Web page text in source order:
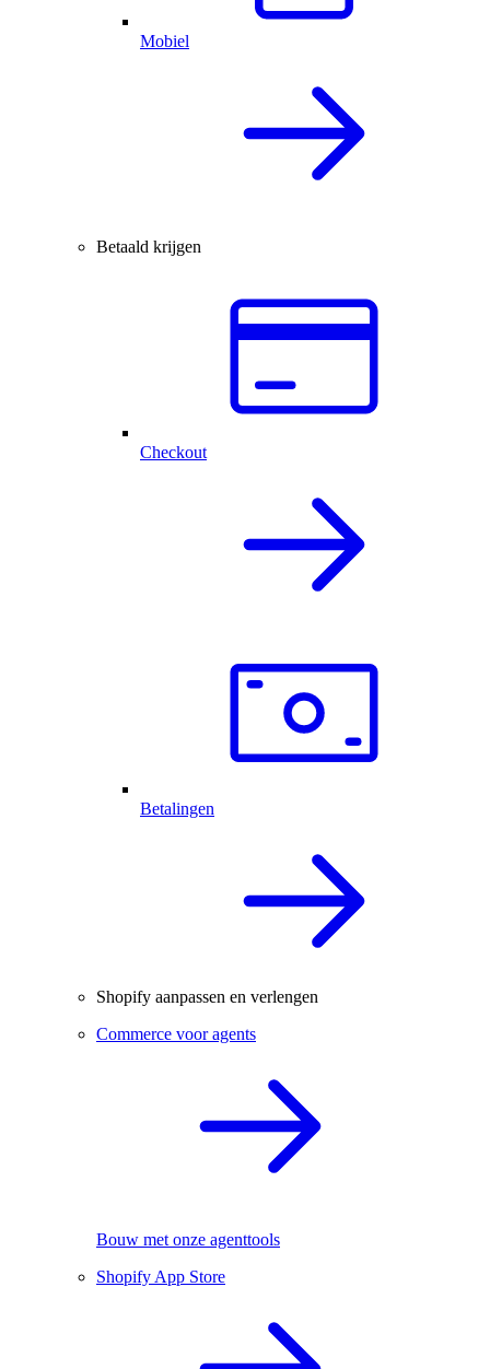
Mobiel
Betaald krijgen
Checkout
Betalingen
Shopify aanpassen en verlengen
Commerce voor agents
Bouw met onze agenttools
Shopify App Store